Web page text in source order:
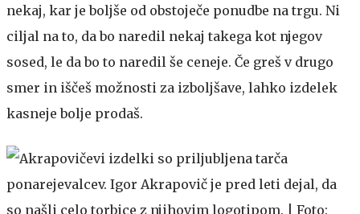
nekaj, kar je boljše od obstoječe ponudbe na trgu. Ni
ciljal na to, da bo naredil nekaj takega kot njegov
sosed, le da bo to naredil še ceneje. Če greš v drugo
smer in iščeš možnosti za izboljšave, lahko izdelek
kasneje bolje prodaš.